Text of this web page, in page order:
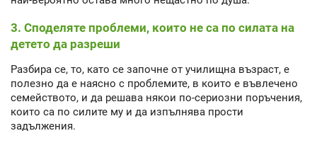
3. Споделяте проблеми, които не са по силата на
детето да разреши
Разбира се, то, като се започне от училищна възраст, е
полезно да е наясно с проблемите, в които е въвлечено
семейството, и да решава някои по-сериозни поръчения,
които са по силите му и да изпълнява прости
задължения.